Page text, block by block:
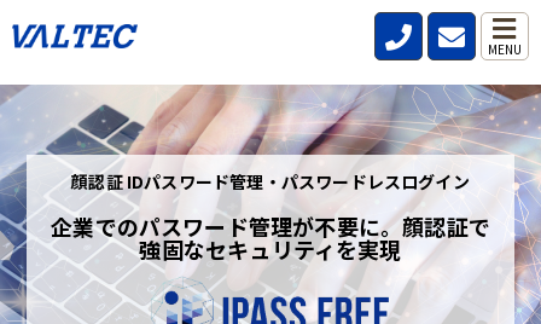
MENU
顔認証 IDパスワード管理・パスワードレスログイン
企業でのパスワード管理が不要に。顔認証で
強固なセキュリティを実現